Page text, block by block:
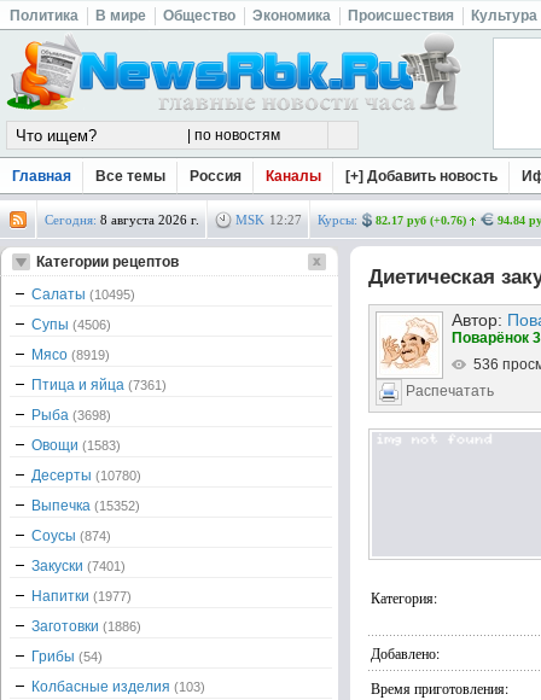
Политика В мире Общество Экономика Происшествия Культура
Главная Все темы Россия Каналы [+] Добавить новость
Сегодня: 8 августа 2026 г. MSK 12 27 Курсы: 82.17 руб (+0.76) 94.84
Диетическая
Автор:
Поварёнок
536
Распечатать
Категория:
Добавлено:
Время приготовления:
Категории рецептов
Салаты (10495)
Супы (4506)
Мясо (8919)
Птица и яйца (7361)
Рыба (3698)
Овощи (1583)
Десерты (10780)
Выпечка (15352)
Соусы (874)
Закуски (7401)
Напитки (1977)
Заготовки (1886)
Грибы (54)
Колбасные изделия (103)